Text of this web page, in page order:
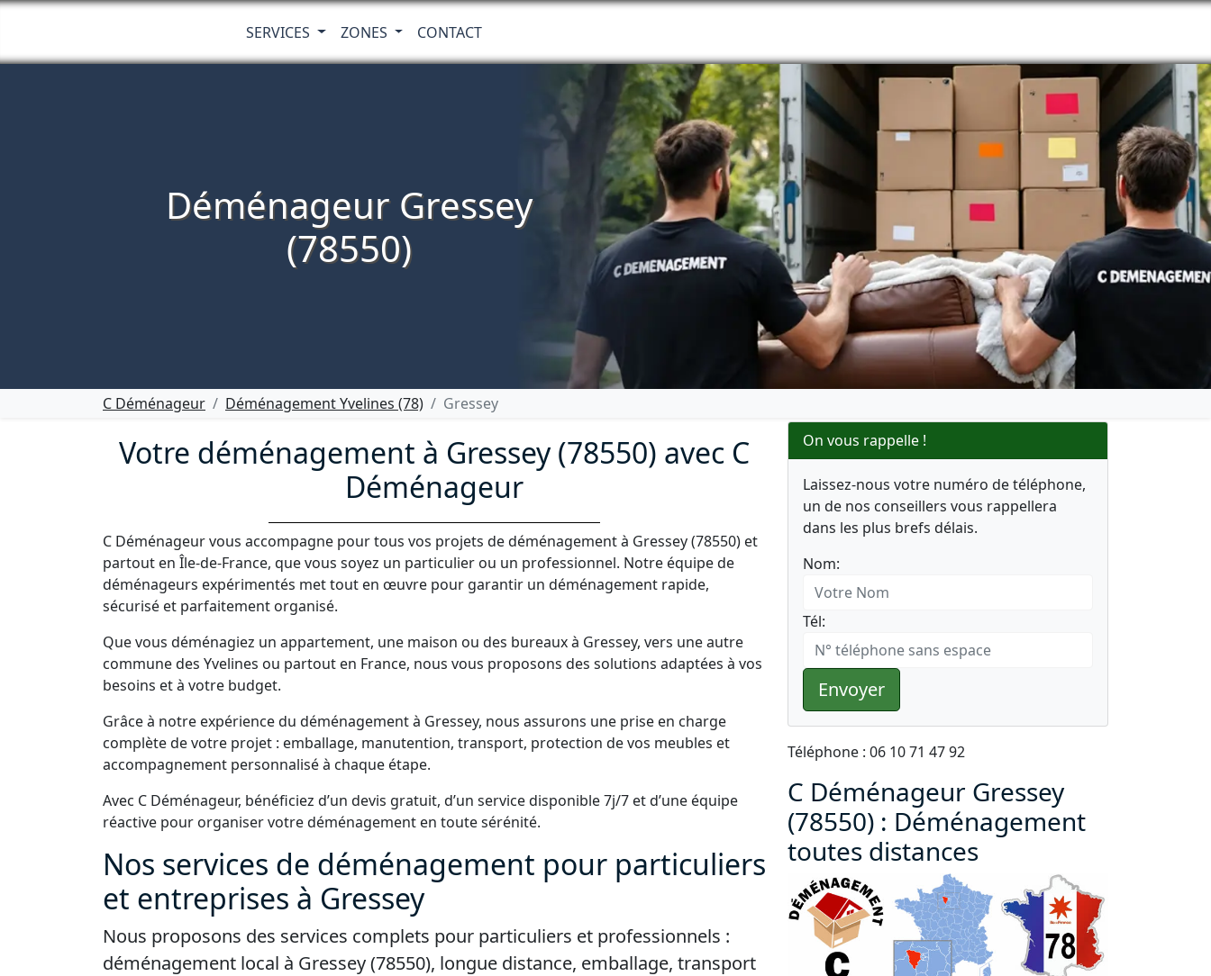
SERVICES ZONES CONTACT
Déménageur Gressey
(78550)
C Déménageur Déménagement Yvelines (78) Gressey
Votre déménagement à Gressey (78550) avec C
Déménageur
C Déménageur vous accompagne pour tous vos projets de déménagement à Gressey (78550) et
partout en Île-de-France, que vous soyez un particulier ou un professionnel. Notre équipe de
déménageurs expérimentés met tout en œuvre pour garantir un déménagement rapide,
sécurisé et parfaitement organisé.
Que vous déménagiez un appartement, une maison ou des bureaux à Gressey, vers une autre
commune des Yvelines ou partout en France, nous vous proposons des solutions adaptées à vos
besoins et à votre budget.
Grâce à notre expérience du déménagement à Gressey, nous assurons une prise en charge
complète de votre projet : emballage, manutention, transport, protection de vos meubles et
accompagnement personnalisé à chaque étape.
Avec C Déménageur, bénéficiez d’un devis gratuit, d’un service disponible 7j/7 et d’une équipe
réactive pour organiser votre déménagement en toute sérénité.
Nos services de déménagement pour particuliers
et entreprises à Gressey
Nous proposons des services complets pour particuliers et professionnels :
déménagement local à Gressey (78550), longue distance, emballage, transport
On vous rappelle !
Laissez-nous votre numéro de téléphone,
un de nos conseillers vous rappellera
dans les plus brefs délais.
Nom:
Tél:
Envoyer
Téléphone : 06 10 71 47 92
C Déménageur Gressey
(78550) : Déménagement
toutes distances